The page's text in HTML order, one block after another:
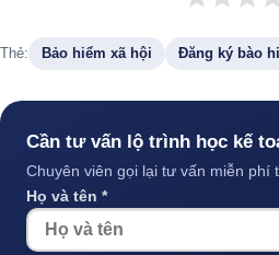
Thẻ: Bảo hiểm xã hội Đăng ký bào
Cần tư vấn lộ trình học kế
Chuyên viên gọi lại tư vấn miễn phí
Họ và tên *